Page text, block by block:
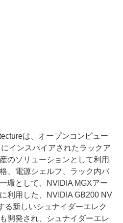
は、オープンコンピュー
インスパイアされたラックア
のソリューションとして利用
、電源シェルフ、ラック内バ
環として、NVIDIA MGXアー
利用した、NVIDIA GB200 NV
る新しいシュナイダーエレク
開発され、シュナイダーエレ